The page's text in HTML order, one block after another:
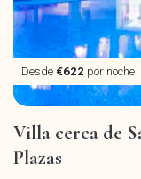
Desde €622 por noche
Villa cerca de
Plazas